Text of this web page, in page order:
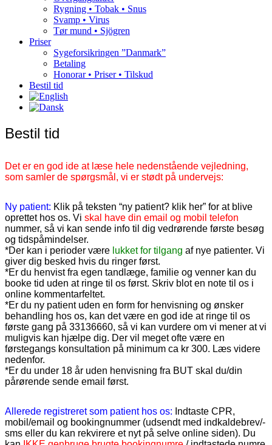
Rygning • Tobak • Snus
Svamp • Virus
Tør mund • Sjögren
Priser
Sygeforsikringen ”Danmark”
Betaling
Honorar • Priser • Tilskud
Bestil tid
Bestil tid
Det er en god ide at læse hele nedenstående vejledning,
som samler de spørgsmål, vi er stødt på undervejs:
Ny patient: Klik på teksten “ny patient? klik her” for at blive
oprettet hos os. Vi skal have din email og mobil telefon
nummer, så vi kan sende info til dig vedrørende første besøg
og tidspåmindelser.
*Der kan i perioder være lukket for tilgang af nye patienter. Vi
giver dig besked hvis du ringer først.
*Er du henvist fra egen tandlæge, familie og venner kan du
booke tid uden at ringe til os først. Skriv blot en note til os i
online kommentarfeltet.
*Er du ny patient uden en form for henvisning og ønsker
behandling hos os, kan det være en god ide at ringe til os
første gang på 33136660, så vi kan vurdere om vi mener at vi
muligvis kan hjælpe dig. Der vil meget ofte være en
førstegangs konsultation på minimum ca kr 300. Læs videre
nedenfor.
*Er du under 18 år uden henvisning fra BUT skal du/din
pårørende sende email først.
Allerede registreret som patient hos os: Indtaste CPR,
mobil/email og bookingnummer (udsendt med indkaldebrev/-
sms eller du kan rekvirere et nyt på selve online siden). Du